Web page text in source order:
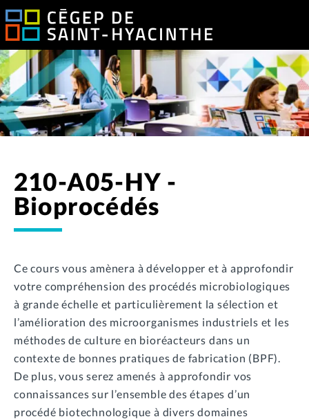
210-A05-HY -
Bioprocédés
Ce cours vous amènera à développer et à approfondir
votre compréhension des procédés microbiologiques
à grande échelle et particulièrement la sélection et
l’amélioration des microorganismes industriels et les
méthodes de culture en bioréacteurs dans un
contexte de bonnes pratiques de fabrication (BPF).
De plus, vous serez amenés à approfondir vos
connaissances sur l’ensemble des étapes d’un
procédé biotechnologique à divers domaines